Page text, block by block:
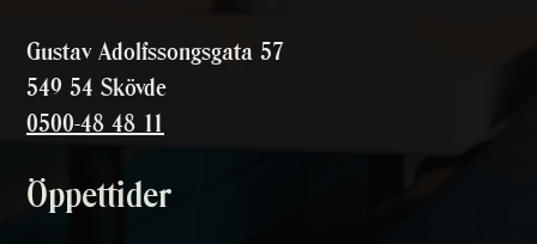
Gustav Adolfssongsgata 57
549 54 Skövde
0500-48 48 11
Öppettider